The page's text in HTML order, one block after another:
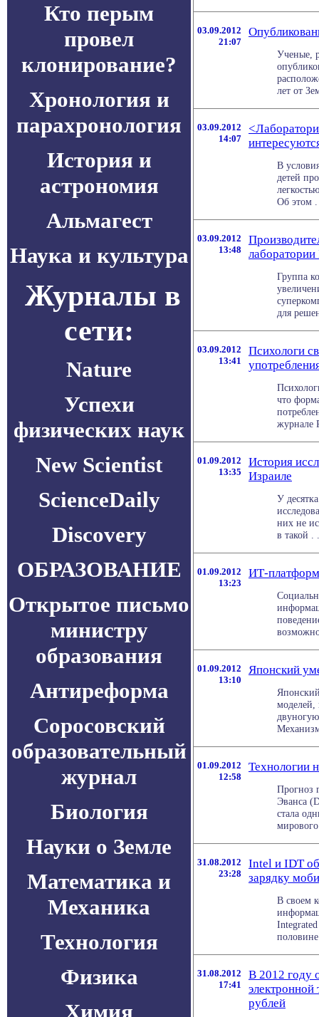
Кто перым
провел
клонирование?
Хронология и
парахронология
История и
астрономия
Альмагест
Наука и культура
Журналы в
сети:
Nature
Успехи
физических наук
New Scientist
ScienceDaily
Discovery
ОБРАЗОВАНИЕ
Открытое письмо
министру
образования
Антиреформа
Соросовский
образовательный
журнал
Биология
Науки о Земле
Математика и
Механика
Технология
Физика
Химия
03.09.2012
21:07
Ученые,
лет от
03.09.2012
14:07
В
детей
Об этом
03.09.2012
13:48
Группа
для
03.09.2012
13:41
Психологи
что
журнале
01.09.2012
13:35
История
Израиле
У
них не
в такой .
01.09.2012
13:23
ИТ-
01.09.2012
13:10
Японский
моделей,
01.09.2012
12:58
Технологии
Прогноз
Эванса
стала
31.08.2012
23:28
Intel и IDT
зарядку
В своем
половине
31.08.2012
17:41
В 2012 году
электронной
рублей